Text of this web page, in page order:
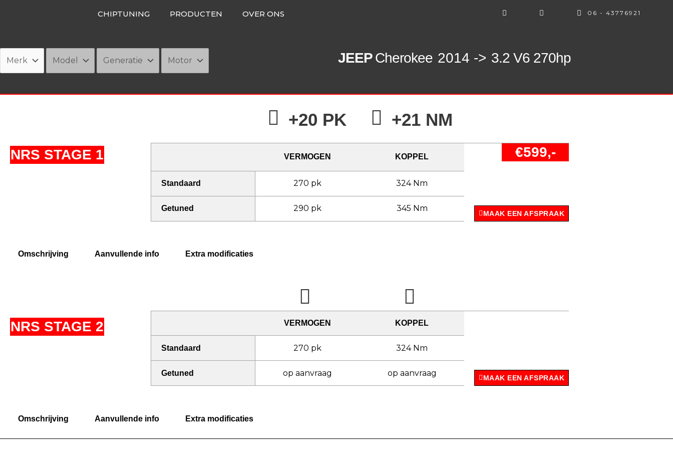
CHIPTUNING PRODUCTEN OVER ONS 06 - 43776921
JEEPCherokee 2014 -> 3.2 V6 270hp
NRS STAGE 1
+20 PK +21 NM
VERMOGEN KOPPEL €599,-
Standaard 270 pk 324 Nm
Getuned 290 pk 345 Nm
MAAK EEN AFSPRAAK
Omschrijving Aanvullende info Extra modificaties
NRS STAGE 2 VERMOGEN KOPPEL
Standaard 270 pk 324 Nm
Getuned op aanvraag op aanvraag
MAAK EEN AFSPRAAK
Omschrijving Aanvullende info Extra modificaties